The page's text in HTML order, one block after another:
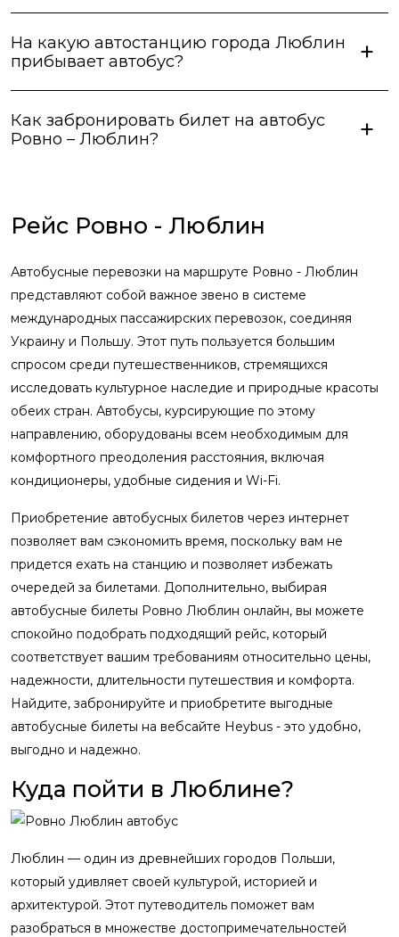
На какую автостанцию города Люблин
прибывает автобус?
Как забронировать билет на автобус
Ровно – Люблин?
Рейс Ровно - Люблин
Автобусные перевозки на маршруте Ровно - Люблин
представляют собой важное звено в системе
международных пассажирских перевозок, соединяя
Украину и Польшу. Этот путь пользуется большим
спросом среди путешественников, стремящихся
исследовать культурное наследие и природные красоты
обеих стран. Автобусы, курсирующие по этому
направлению, оборудованы всем необходимым для
комфортного преодоления расстояния, включая
кондиционеры, удобные сидения и Wi-Fi.
Приобретение автобусных билетов через интернет
позволяет вам сэкономить время, поскольку вам не
придется ехать на станцию и позволяет избежать
очередей за билетами. Дополнительно, выбирая
автобусные билеты Ровно Люблин онлайн, вы можете
спокойно подобрать подходящий рейс, который
соответствует вашим требованиям относительно цены,
надежности, длительности путешествия и комфорта.
Найдите, забронируйте и приобретите выгодные
автобусные билеты на вебсайте Heybus - это удобно,
выгодно и надежно.
Куда пойти в Люблине?
Люблин — один из древнейших городов Польши,
который удивляет своей культурой, историей и
архитектурой. Этот путеводитель поможет вам
разобраться в множестве достопримечательностей